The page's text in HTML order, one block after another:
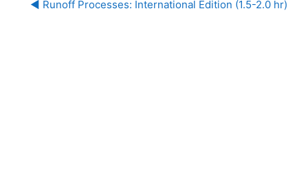
◀︎ Runoff Processes: International Edition (1.5-2.0 hr)